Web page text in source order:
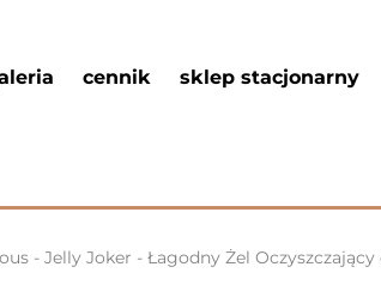
cennik sklep stacjonarny
- Jelly Joker - Łagodny Żel Oczyszczający